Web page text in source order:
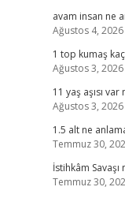
avam insan ne
Ağustos 4, 2026
1 top kumaş
Ağustos 3, 2026
11 yaş aşısı var
Ağustos 3, 2026
1.5 alt ne
Temmuz 30,
İstihkâm Savaşı
Temmuz 30,